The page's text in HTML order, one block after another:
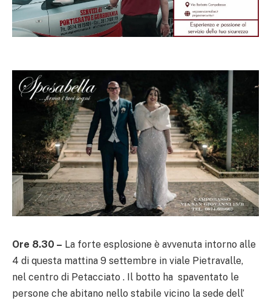
Ore 8.30 – La forte esplosione è avvenuta intorno alle
4 di questa mattina 9 settembre in viale Pietravalle,
nel centro di Petacciato . Il botto ha spaventato le
persone che abitano nello stabile vicino la sede dell’